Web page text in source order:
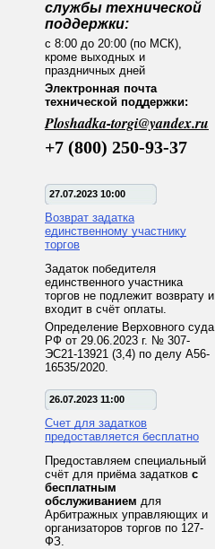
службы технической
поддержки:
с 8:00 до 20:00 (по МСК),
кроме выходных и
праздничных дней
Электронная почта
технической поддержки:
Ploshadka-torgi@yandex.ru
+7 (800) 250-93-37
27.07.2023 10:00
Возврат задатка
единственному участнику
торгов
Задаток победителя
единственного участника
торгов не подлежит возврату и
входит в счёт оплаты.
Определение Верховного суда
РФ от 29.06.2023 г. № 307-
ЭС21-13921 (3,4) по делу А56-
16535/2020.
26.07.2023 11:00
Счет для задатков
предоставляется бесплатно
Предоставляем специальный
счёт для приёма задатков с
бесплатным
обслуживанием для
Арбитражных управляющих и
организаторов торгов по 127-
ФЗ.